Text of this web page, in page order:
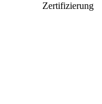
Zertifizierung